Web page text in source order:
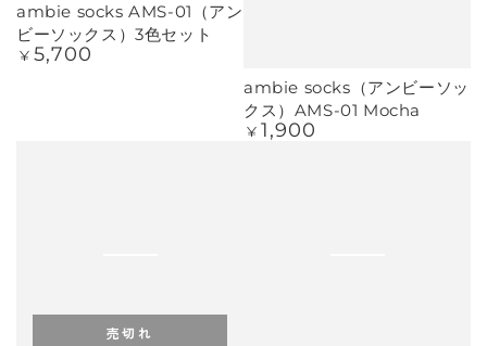
ambie socks AMS-01（アン
ビーソックス）3色セット
定
¥ 5,700
ambie socks（アンビーソッ
クス）AMS-01 Mocha
定
¥ 1,900
売切れ